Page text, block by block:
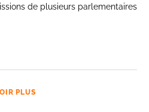
de plusieurs parlementaires
PLUS